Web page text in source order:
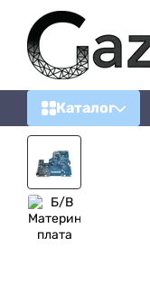
Перейти до
Каталог